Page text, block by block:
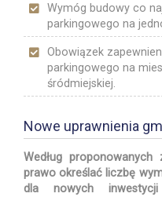
Wymóg budowy co
parkingowego na
Obowiązek
parkingowego na
śródmiejskiej.
Nowe uprawnienia
Według
prawo określać liczbę
dla nowych inwestycji